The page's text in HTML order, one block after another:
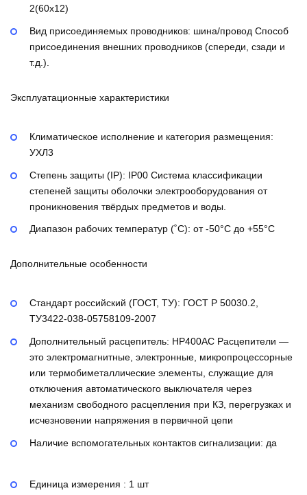
2(60х12)
Вид присоединяемых проводников: шина/провод Способ
присоединения внешних проводников (спереди, сзади и
т.д.).
Эксплуатационные характеристики
Климатическое исполнение и категория размещения:
УХЛ3
Степень защиты (IP): IP00 Система классификации
степеней защиты оболочки электрооборудования от
проникновения твёрдых предметов и воды.
Диапазон рабочих температур (˚С): от -50°С до +55°С
Дополнительные особенности
Стандарт российский (ГОСТ, ТУ): ГОСТ Р 50030.2,
ТУ3422-038-05758109-2007
Дополнительный расцепитель: НР400AC Расцепители —
это электромагнитные, электронные, микропроцессорные
или термобиметаллические элементы, служащие для
отключения автоматического выключателя через
механизм свободного расцепления при КЗ, перегрузках и
исчезновении напряжения в первичной цепи
Наличие вспомогательных контактов сигнализации: да
Единица измерения : 1 шт